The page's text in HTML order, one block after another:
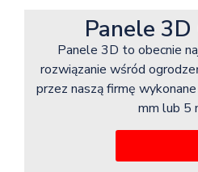
Panele 3D
Panele 3D to obecnie
rozwiązanie wśród
przez naszą firmę
mm lub 5